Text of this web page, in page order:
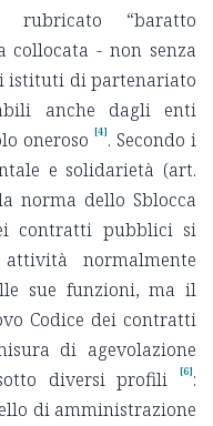
“baratto
collocata - non senza
istituti di partenariato
anche dagli enti
oneroso [4]. Secondo i
e solidarietà (art.
norma dello Sblocca
contratti pubblici si
normalmente
sue funzioni, ma il
Codice dei contratti
di agevolazione
diversi profili
[6]:
di amministrazione